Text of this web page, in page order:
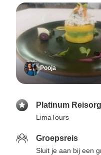
Pooja
Platinum
LimaTours
Groepsreis
Sluit je aan bij een